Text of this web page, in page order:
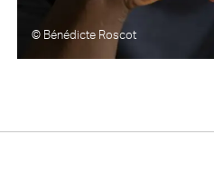
© Bénédicte Roscot